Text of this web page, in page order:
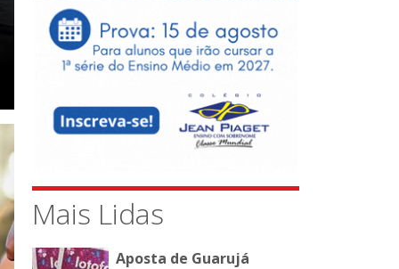
Mais Lidas
Aposta de Guarujá